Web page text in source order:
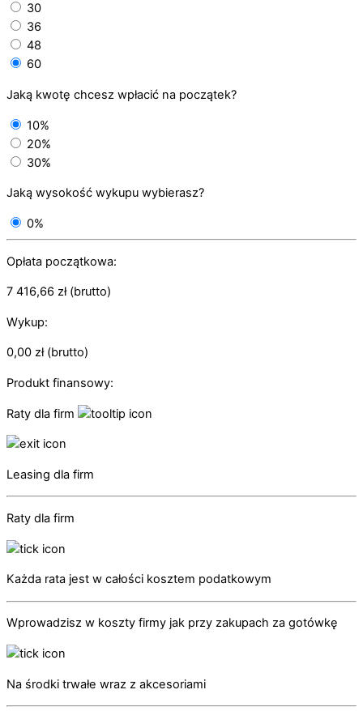
30
36
48
60
Jaką kwotę chcesz wpłacić na początek?
10%
20%
30%
Jaką wysokość wykupu wybierasz?
0%
Opłata początkowa:
7 416,66 zł(brutto)
Wykup:
0,00 zł(brutto)
Produkt finansowy:
Raty dla firm
Leasing dla firm
Raty dla firm
Każda rata jest w całości kosztem podatkowym
Wprowadzisz w koszty firmy jak przy zakupach za gotówkę
Na środki trwałe wraz z akcesoriami